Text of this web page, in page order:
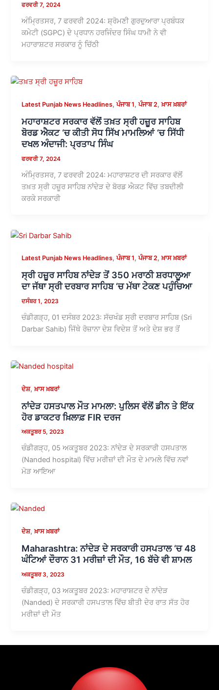
ਫਰਵਰੀ 7, 2024
ਅੰਮ੍ਰਿਤਸਰ, 7 ਫਰਵਰੀ 2024: ਸ਼੍ਰੋਮਣੀ ਗੁਰਦੁਆਰਾ ਪ੍ਰਬੰਧਕ
ਕਮੇਟੀ (SGPC) ਦੇ ਪ੍ਰਧਾਨ ਹਰਜਿੰਦਰ ਸਿੰਘ ਧਾਮੀ ਨੇ ਵੀ
ਮਹਾਰਾਸ਼ਟਰ ਸਰਕਾਰ ਨੂੰ ਚਿੱਠੀ
Latest Punjab News Headlines,ਪੰਜਾਬ 1,ਪੰਜਾਬ 2,ਖ਼ਾਸ ਖ਼ਬਰਾਂ
ਮਹਾਰਾਸ਼ਟਰ ਸਰਕਾਰ ਵੱਲੋਂ ਤਖ਼ਤ ਸ੍ਰੀ ਹਜ਼ੂਰ ਸਾਹਿਬ
ਬੋਰਡ ਐਕਟ ‘ਚ ਕੀਤੀ ਸੋਧ ਸਿੱਖ ਮਾਮਲਿਆਂ ‘ਚ ਸਿੱਧੀ
ਦਖਲ ਅੰਦਾਜੀ: ਪ੍ਰਤਾਪ ਸਿੰਘ
ਫਰਵਰੀ 7, 2024
ਅੰਮ੍ਰਿਤਸਰ, 7 ਫਰਵਰੀ 2024: ਮਹਾਰਾਸ਼ਟਰ ਦੀ ਸਰਕਾਰ ਵੱਲੋਂ
ਤਖ਼ਤ ਸ੍ਰੀ ਹਜ਼ੂਰ ਸਾਹਿਬ ਨਾਂਦੇੜ ਦੇ ਬੋਰਡ ਐਕਟ ਵਿੱਚ ਤਬਦੀਲੀ
ਕਰਕੇ ਸਰਕਾਰੀ
Latest Punjab News Headlines,ਪੰਜਾਬ 1,ਪੰਜਾਬ 2,ਖ਼ਾਸ ਖ਼ਬਰਾਂ
ਸ੍ਰੀ ਹਜ਼ੂਰ ਸਾਹਿਬ ਨਾਂਦੇੜ ਤੋਂ 350 ਮਰਾਠੀ ਸ਼ਰਧਾਲੂਆ
ਦਾ ਜੱਥਾ ਸ੍ਰੀ ਦਰਬਾਰ ਸਾਹਿਬ ‘ਚ ਮੱਥਾ ਟੇਕਣ ਪਹੁੰਚਿਆ
ਦਸੰਬਰ 1, 2023
ਚੰਡੀਗੜ੍ਹ, 01 ਦਸੰਬਰ 2023: ਸੱਚਖੰਡ ਸ੍ਰੀ ਦਰਬਾਰ ਸਾਹਿਬ (Sri
Darbar Sahib) ਜਿੱਥੇ ਰੋਜ਼ਾਨਾ ਦੇਸ਼ ਵਿਦੇਸ਼ ਤੋਂ ਅਤੇ ਦੇਸ਼ ਭਰ ਤੋਂ
ਦੇਸ਼,ਖ਼ਾਸ ਖ਼ਬਰਾਂ
ਨਾਂਦੇੜ ਹਸਤਪਾਲ ਮੌਤ ਮਾਮਲਾ: ਪੁਲਿਸ ਵੱਲੋਂ ਡੀਨ ਤੇ ਇੱਕ
ਹੋਰ ਡਾਕਟਰ ਖ਼ਿਲਾਫ਼ FIR ਦਰਜ
ਅਕਤੂਬਰ 5, 2023
ਚੰਡੀਗੜ੍ਹ, 05 ਅਕਤੂਬਰ 2023: ਨਾਂਦੇੜ ਦੇ ਸਰਕਾਰੀ ਹਸਪਤਾਲ
(Nanded hospital) ਵਿੱਚ ਮਰੀਜ਼ਾਂ ਦੀ ਮੌਤ ਦੇ ਮਾਮਲੇ ਵਿੱਚ ਨਵਾਂ
ਮੋੜ ਆਇਆ
ਦੇਸ਼,ਖ਼ਾਸ ਖ਼ਬਰਾਂ
Maharashtra: ਨਾਂਦੇੜ ਦੇ ਸਰਕਾਰੀ ਹਸਪਤਾਲ ‘ਚ 48
ਘੰਟਿਆਂ ਦੌਰਾਨ 31 ਮਰੀਜ਼ਾਂ ਦੀ ਮੌਤ, 16 ਬੱਚੇ ਵੀ ਸ਼ਾਮਲ
ਅਕਤੂਬਰ 3, 2023
ਚੰਡੀਗੜ੍ਹ, 03 ਅਕਤੂਬਰ 2023: ਮਹਾਰਾਸ਼ਟਰ ਦੇ ਨਾਂਦੇੜ
(Nanded) ਦੇ ਸਰਕਾਰੀ ਹਸਪਤਾਲ ਵਿੱਚ ਬੀਤੀ ਦੇਰ ਰਾਤ ਸੱਤ ਹੋਰ
ਮਰੀਜ਼ਾਂ ਦੀ ਮੌਤ